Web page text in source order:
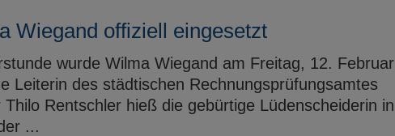
Wiegand offiziell eingesetzt
wurde Wilma Wiegand am Freitag, 12. Februar
Leiterin des städtischen Rechnungsprüfungsamtes
Rentschler hieß die gebürtige Lüdenscheiderin in
...